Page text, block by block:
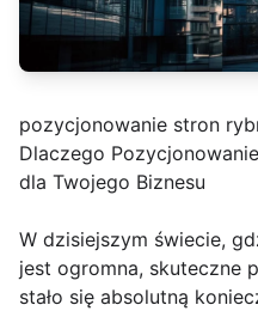
pozycjonowanie stron
Dlaczego
dla Twojego Biznesu
W dzisiejszym świecie,
jest ogromna, skuteczne
stało się absolutną